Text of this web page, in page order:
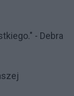
- Debra